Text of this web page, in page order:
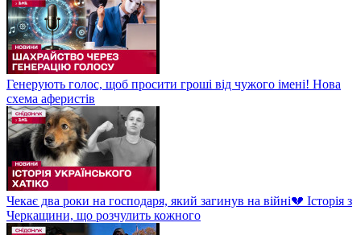
Генерують голос, щоб просити гроші від чужого імені! Нова
схема аферистів
Чекає два роки на господаря, який загинув на війні💔 Історія з
Черкащини, що розчулить кожного